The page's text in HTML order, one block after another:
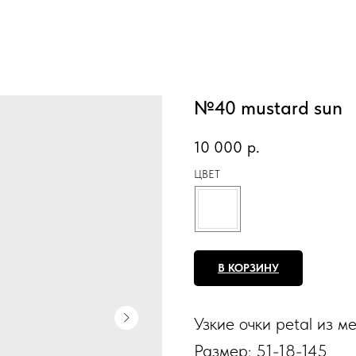
№40 mustard sun
10 000 р.
ЦВЕТ
В КОРЗИНУ
Узкие очки petal из
Размер: 51-18-145